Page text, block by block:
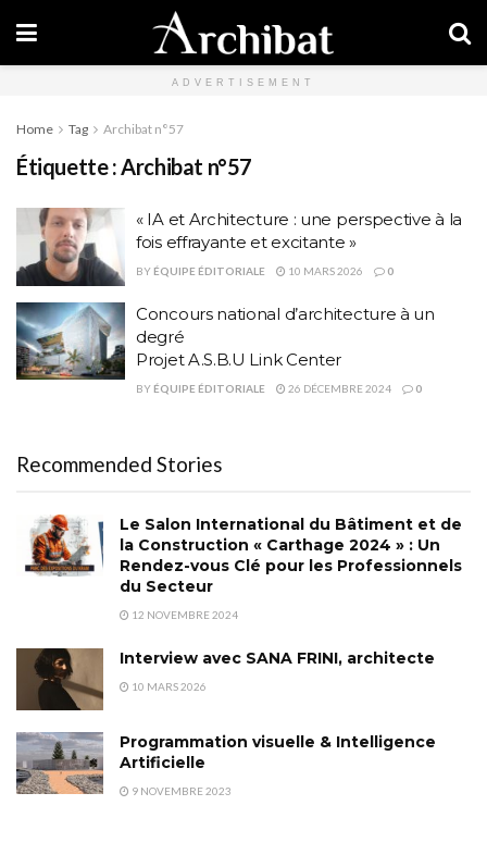
ADVERTISEMENT
Home Tag Archibat n°57
Étiquette :Archibat n°57
« IA et Architecture : une perspective à la
fois effrayante et excitante »
BY ÉQUIPE ÉDITORIALE 10 MARS 2026 0
Concours national d’architecture à un
degré
Projet A.S.B.U Link Center
BY ÉQUIPE ÉDITORIALE 26 DÉCEMBRE 2024 0
Recommended Stories
Le Salon International du Bâtiment et de
la Construction « Carthage 2024 » : Un
Rendez-vous Clé pour les Professionnels
du Secteur
12 NOVEMBRE 2024
Interview avec SANA FRINI, architecte
10 MARS 2026
Programmation visuelle & Intelligence
Artificielle
9 NOVEMBRE 2023